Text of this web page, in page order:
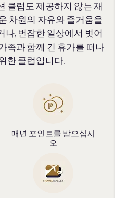
클럽도 제공하지 않는 재
차원의 자유와 즐거움을
나, 번잡한 일상에서 벗어
족과 함께 긴 휴가를 떠나
한 클럽입니다.
매년 포인트를 받으십시
오